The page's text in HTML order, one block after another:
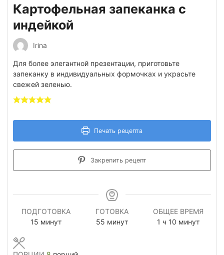
Картофельная запеканка с
индейкой
Irina
Для более элегантной презентации, приготовьте
запеканку в индивидуальных формочках и украсьте
свежей зеленью.
Печать рецепта
Закрепить рецепт
ПОДГОТОВКА
15 минуты
минут
ГОТОВКА
55 минуты
минут
ОБЩЕЕ ВРЕМЯ
1 час
ч 10минуты
минут